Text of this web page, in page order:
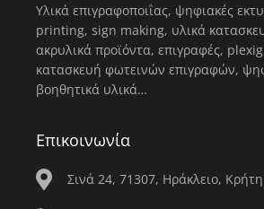
Υλικά επιγραφοποιΐας, ψηφιακές
printing, sign making, υλικά
ακρυλικά προϊόντα, επιγραφές,
κατασκευή φωτεινών επιγραφών,
βοηθητικά υλικά…
Επικοινωνία
Σινά 24, 71307, Ηράκλειο, Κρήτη